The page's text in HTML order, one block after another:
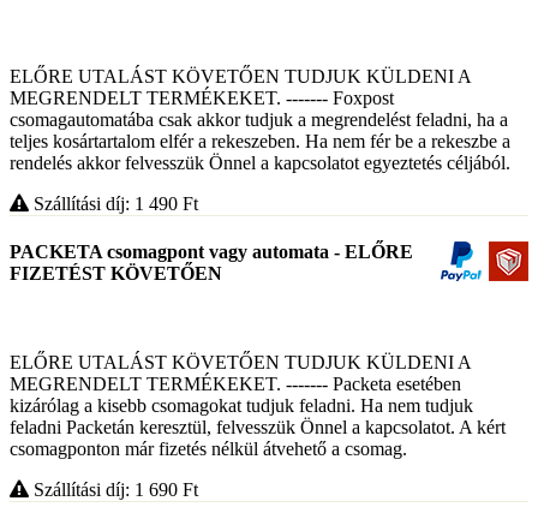
ELŐRE UTALÁST KÖVETŐEN TUDJUK KÜLDENI A
MEGRENDELT TERMÉKEKET. ------- Foxpost
csomagautomatába csak akkor tudjuk a megrendelést feladni, ha a
teljes kosártartalom elfér a rekeszeben. Ha nem fér be a rekeszbe a
rendelés akkor felvesszük Önnel a kapcsolatot egyeztetés céljából.
Szállítási díj: 1 490 Ft
PACKETA csomagpont vagy automata - ELŐRE
FIZETÉST KÖVETŐEN
ELŐRE UTALÁST KÖVETŐEN TUDJUK KÜLDENI A
MEGRENDELT TERMÉKEKET. ------- Packeta esetében
kizárólag a kisebb csomagokat tudjuk feladni. Ha nem tudjuk
feladni Packetán keresztül, felvesszük Önnel a kapcsolatot. A kért
csomagponton már fizetés nélkül átvehető a csomag.
Szállítási díj: 1 690 Ft